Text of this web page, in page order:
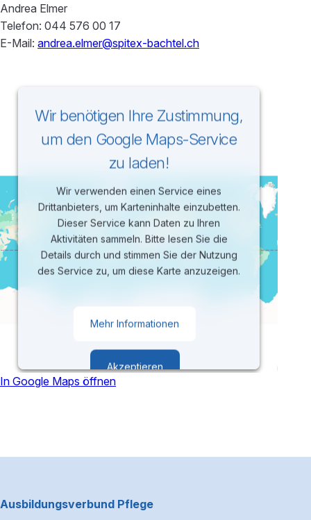
Andrea Elmer
Telefon: 044 576 00 17
E-Mail: andrea.elmer@spitex-bachtel.ch
Wir benötigen Ihre Zustimmung,
um den Google Maps-Service
zu laden!
Wir verwenden einen Service eines
Drittanbieters, um Karteninhalte einzubetten.
Dieser Service kann Daten zu Ihren
Aktivitäten sammeln. Bitte lesen Sie die
Details durch und stimmen Sie der Nutzung
des Service zu, um diese Karte anzuzeigen.
Mehr Informationen
Akzeptieren
In Google Maps öffnen
Ausbildungsverbund Pflege